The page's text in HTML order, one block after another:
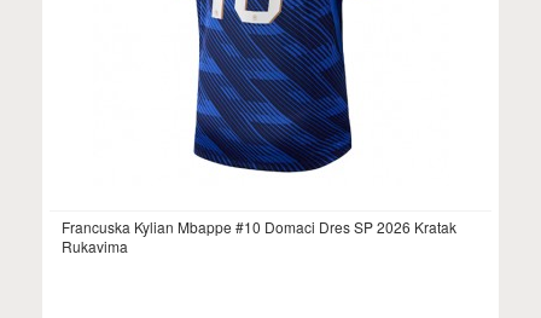
Francuska Kylian Mbappe #10 Domaci Dres SP 2026 Kratak
Rukavima